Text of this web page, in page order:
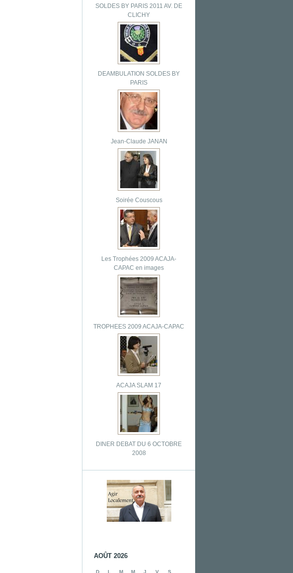
SOLDES BY PARIS 2011 AV. DE
CLICHY
DEAMBULATION SOLDES BY
PARIS
Jean-Claude JANAN
Soirée Couscous
Les Trophées 2009 ACAJA-
CAPAC en images
TROPHEES 2009 ACAJA-CAPAC
ACAJA SLAM 17
DINER DEBAT DU 6 OCTOBRE
2008
AOÛT 2026
D L M M J V S